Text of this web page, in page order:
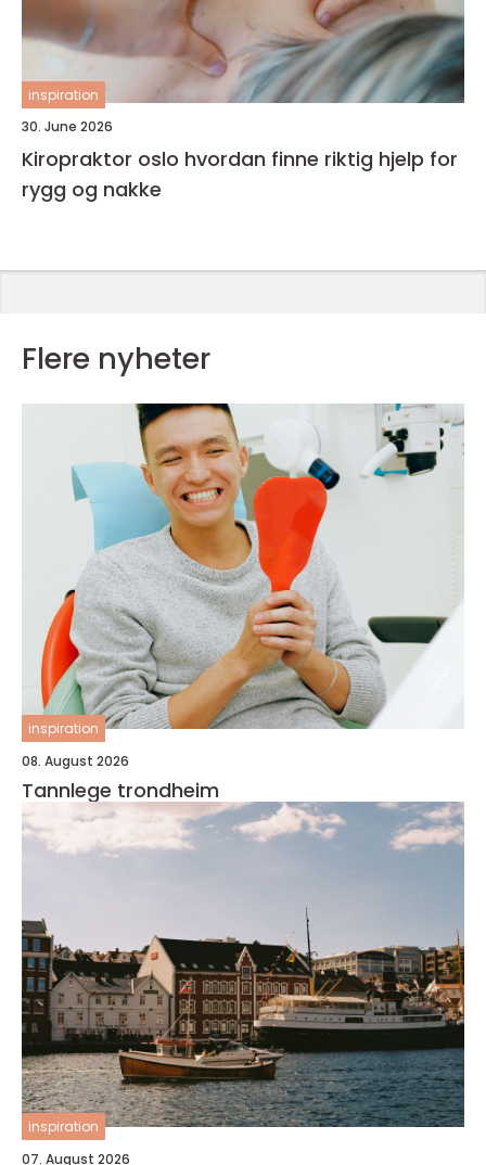
inspiration
30. June 2026
Kiropraktor oslo hvordan finne riktig hjelp for
rygg og nakke
Flere nyheter
inspiration
08. August 2026
Tannlege trondheim
inspiration
07. August 2026